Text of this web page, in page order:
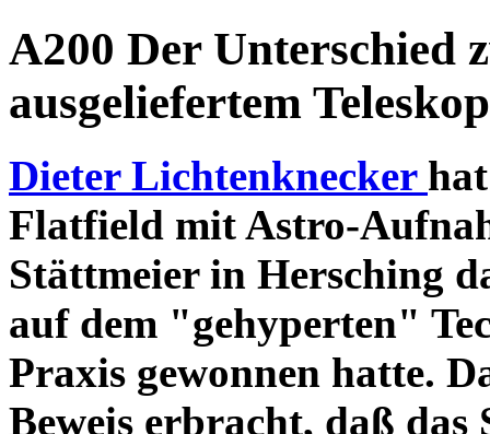
A200 Der Unterschied
ausgeliefertem
Dieter Lichtenknecker
Flatfield mit Astro-
Stättmeier in Hersching
auf dem "gehyperten"
Praxis gewonnen hatte.
Beweis erbracht, daß das